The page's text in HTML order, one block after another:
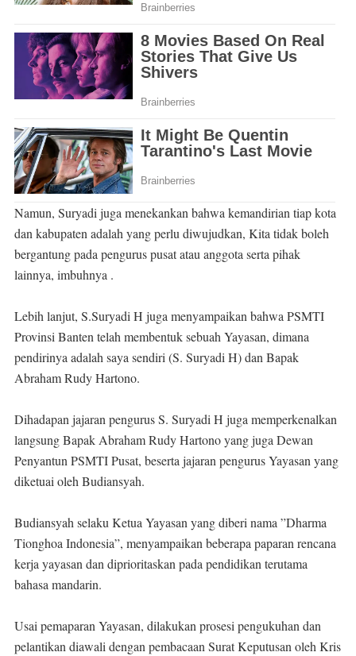
Namun, Suryadi juga menekankan bahwa kemandirian tiap kota
dan kabupaten adalah yang perlu diwujudkan, Kita tidak boleh
bergantung pada pengurus pusat atau anggota serta pihak
lainnya, imbuhnya .
Lebih lanjut, S.Suryadi H juga menyampaikan bahwa PSMTI
Provinsi Banten telah membentuk sebuah Yayasan, dimana
pendirinya adalah saya sendiri (S. Suryadi H) dan Bapak
Abraham Rudy Hartono.
Dihadapan jajaran pengurus S. Suryadi H juga memperkenalkan
langsung Bapak Abraham Rudy Hartono yang juga Dewan
Penyantun PSMTI Pusat, beserta jajaran pengurus Yayasan yang
diketuai oleh Budiansyah.
Budiansyah selaku Ketua Yayasan yang diberi nama ”Dharma
Tionghoa Indonesia”, menyampaikan beberapa paparan rencana
kerja yayasan dan diprioritaskan pada pendidikan terutama
bahasa mandarin.
Usai pemaparan Yayasan, dilakukan prosesi pengukuhan dan
pelantikan diawali dengan pembacaan Surat Keputusan oleh Kris